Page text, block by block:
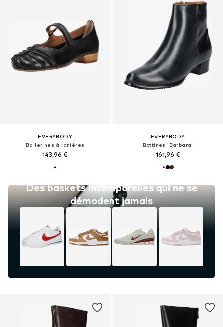
EVERYBODY
Ballerines à lanières
143,96 €
Des baskets intemporelles qui ne se
démodent jamais
EVERYBODY
Bottines 'Barbara'
161,96 €